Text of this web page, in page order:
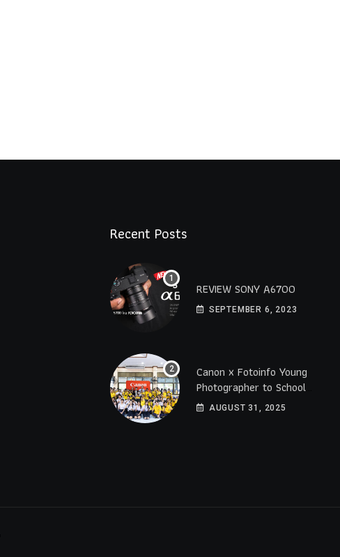
Recent Posts
REVIEW SONY A6700
SEPTEMBER 6, 2023
Canon x Fotoinfo​ Young​
Photographer to School
2025 โรงเรียนราชดำริ
AUGUST 31, 2025